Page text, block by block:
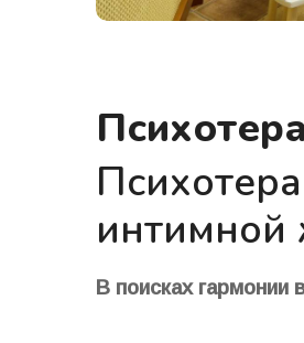
интимной
В поисках гармонии